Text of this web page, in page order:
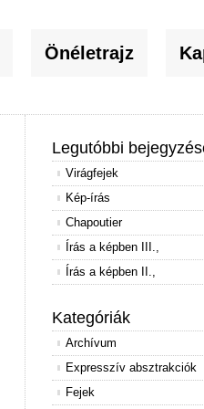
Önéletrajz
Legutóbbi
Virágfejek
Kép-írás
Chapoutier
Írás a képben III.,
Írás a képben II.,
Kategóriák
Archívum
Expresszív absztrakciók
Fejek